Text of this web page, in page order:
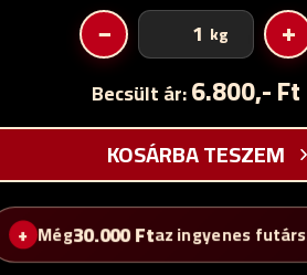
Füstölt
disznósajt
mennyiség
− kg +
Becsült ár:6.800,- Ft
KOSÁRBA TESZEM
Még30.000Ftaz ingyenes